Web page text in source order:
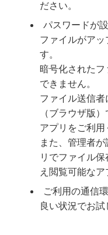
ださい。
パスワードが
ファイルがアッ
す。
暗号化された
できません。
ファイル送信者
（ブラウザ版
アプリをご利用
また、管理者
リでファイル
え閲覧可能なア
ご利用の通信
良い状況でお試